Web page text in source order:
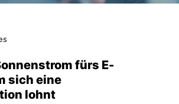
fürs E-
sich eine
lohnt